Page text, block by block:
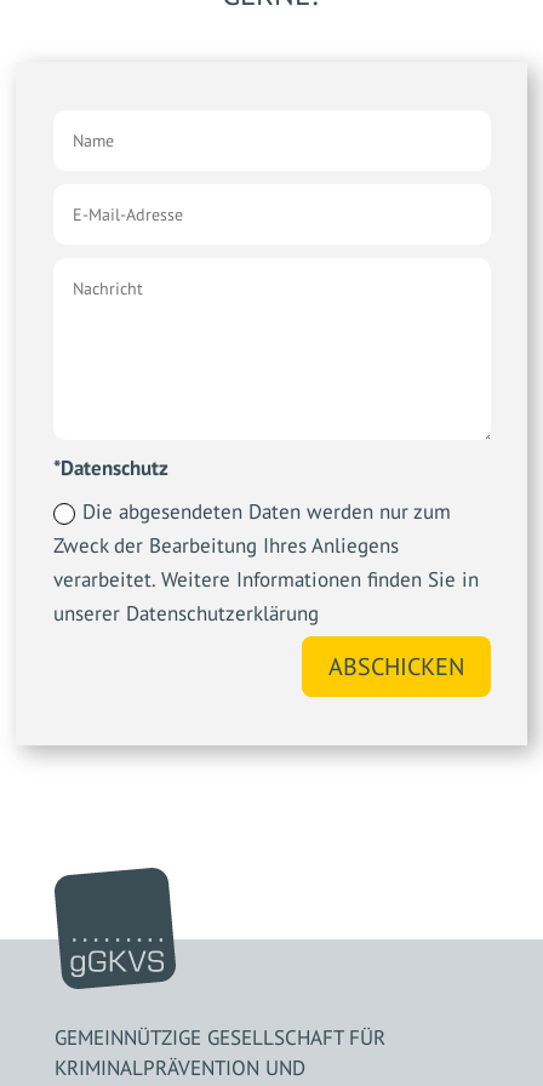
*Datenschutz
Die abgesendeten Daten werden nur zum
Zweck der Bearbeitung Ihres Anliegens
verarbeitet. Weitere Informationen finden Sie in
unserer Datenschutzerklärung
ABSCHICKEN
GEMEINNÜTZIGE GESELLSCHAFT FÜR
KRIMINALPRÄVENTION UND